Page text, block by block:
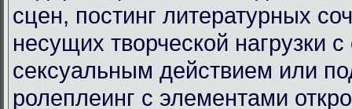
сцен, постинг литературных
несущих творческой нагрузки
сексуальным действием или
ролеплеинг с элементами